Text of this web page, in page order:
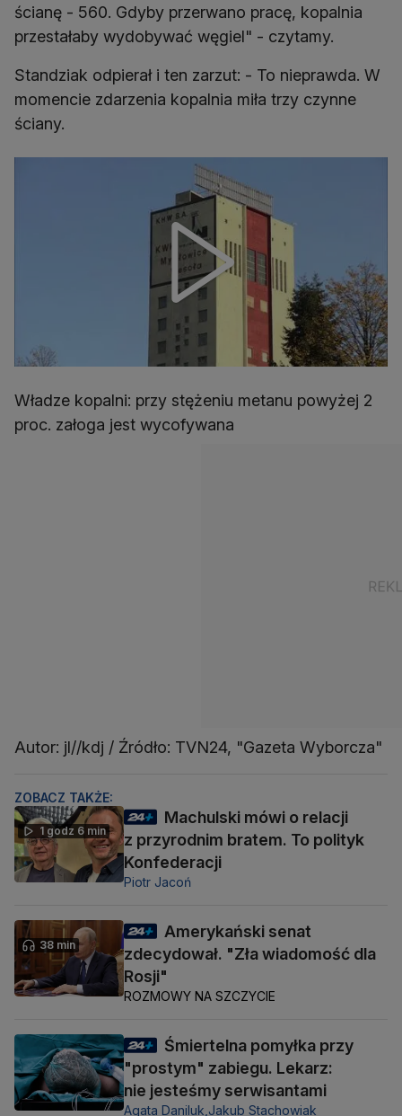
ścianę - 560. Gdyby przerwano pracę, kopalnia
przestałaby wydobywać węgiel" - czytamy.
Standziak odpierał i ten zarzut: - To nieprawda. W
momencie zdarzenia kopalnia miła trzy czynne
ściany.
Władze kopalni: przy stężeniu metanu powyżej 2
proc. załoga jest wycofywana
Autor: jl//kdj / Źródło: TVN24, "Gazeta Wyborcza"
ZOBACZ TAKŻE:
1 godz 6 min
Machulski mówi o relacji
z przyrodnim bratem. To polityk
Konfederacji
Piotr Jacoń
38 min
Amerykański senat
zdecydował. "Zła wiadomość dla
Rosji"
ROZMOWY NA SZCZYCIE
Śmiertelna pomyłka przy
"prostym" zabiegu. Lekarz:
nie jesteśmy serwisantami
Agata Daniluk, Jakub Stachowiak